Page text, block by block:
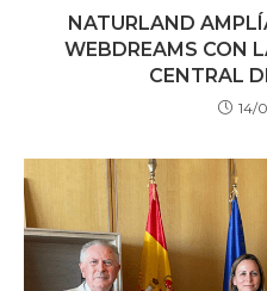
NATURLAND
WEBDREAMS CON
CENTRAL
14/